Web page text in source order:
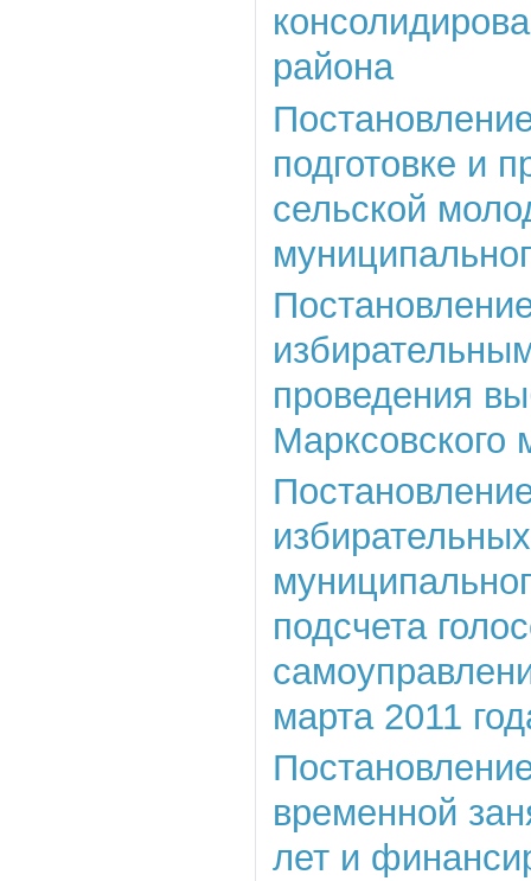
района
подготовке и
сельской
проведения
Марксовского
подсчета
марта 2011
временной
лет и